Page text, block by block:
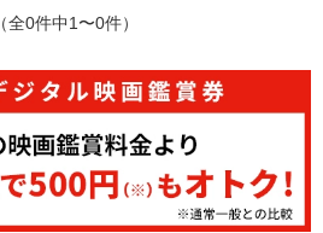
（全0件中1〜0件）